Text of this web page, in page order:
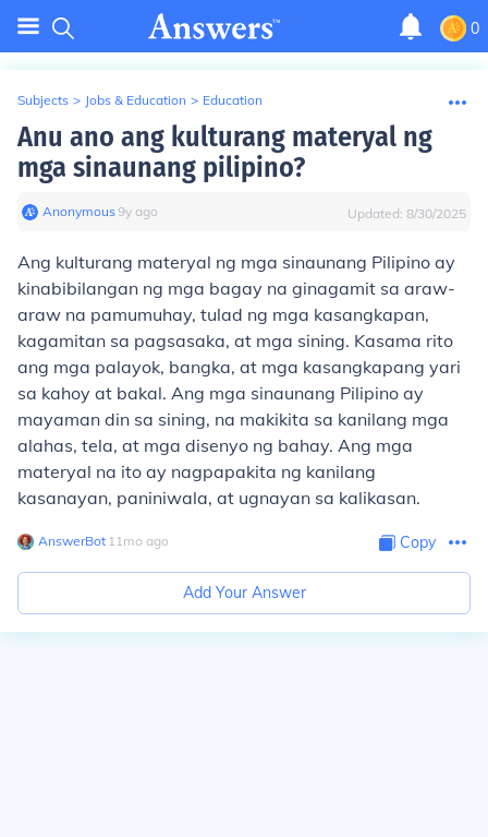
0
Subjects > Jobs & Education > Education
Anu ano ang kulturang materyal ng
mga sinaunang pilipino?
Anonymous∙9y ago Updated: 8/30/2025
Ang kulturang materyal ng mga sinaunang Pilipino ay
kinabibilangan ng mga bagay na ginagamit sa araw-
araw na pamumuhay, tulad ng mga kasangkapan,
kagamitan sa pagsasaka, at mga sining. Kasama rito
ang mga palayok, bangka, at mga kasangkapang yari
sa kahoy at bakal. Ang mga sinaunang Pilipino ay
mayaman din sa sining, na makikita sa kanilang mga
alahas, tela, at mga disenyo ng bahay. Ang mga
materyal na ito ay nagpapakita ng kanilang
kasanayan, paniniwala, at ugnayan sa kalikasan.
AnswerBot∙ 11mo ago Copy
Add Your Answer